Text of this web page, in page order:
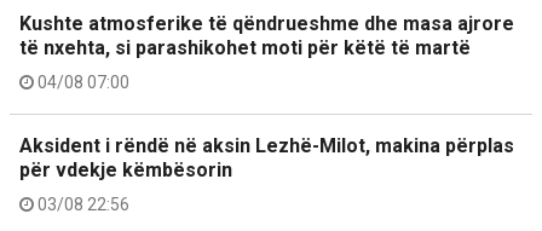
Kushte atmosferike të qëndrueshme dhe masa ajrore
të nxehta, si parashikohet moti për këtë të martë
04/08 07:00
Aksident i rëndë në aksin Lezhë-Milot, makina përplas
për vdekje këmbësorin
03/08 22:56